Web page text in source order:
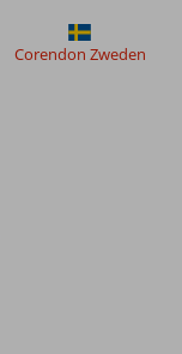
Corendon Zweden